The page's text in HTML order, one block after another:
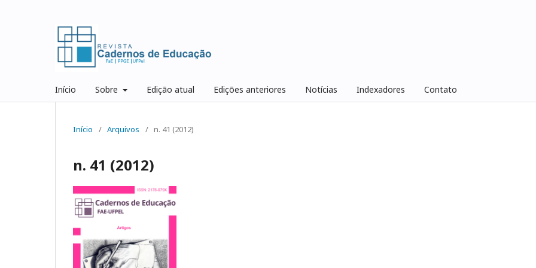
Início Sobre Edição atual Edições anteriores Notícias Indexadores Contato
Início / Arquivos / n. 41 (2012)
n. 41 (2012)